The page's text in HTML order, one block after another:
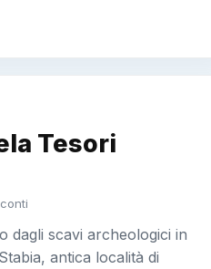
Tesori
dagli scavi archeologici in
antica località di